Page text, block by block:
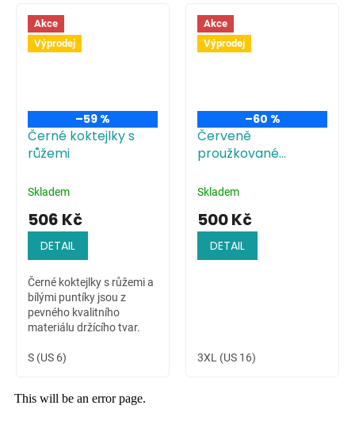
Akce
Výprodej
–59 %
Černé koktejlky s
růžemi
Skladem
506 Kč
DETAIL
Černé koktejlky s růžemi a
bílými puntíky jsou z
pevného kvalitního
materiálu držícího tvar.
na pohmat velmi příjemný.
S (US 6)
Akce
Výprodej
–60 %
Červeně
proužkované
špagetovými
Skladem
500 Kč
DETAIL
3XL (US 16)